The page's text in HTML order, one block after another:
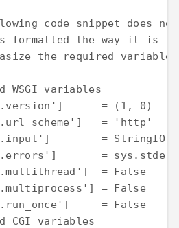
code snippet does
formatted the way it is
the required
WSGI variables
= (1, 0)
= 'http'
=
= sys.stderr
= False
= False
= False
CGI variables